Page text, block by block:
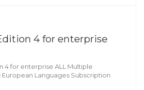
4 for enterprise
4 for enterprise ALL Multiple
European Languages Subscription